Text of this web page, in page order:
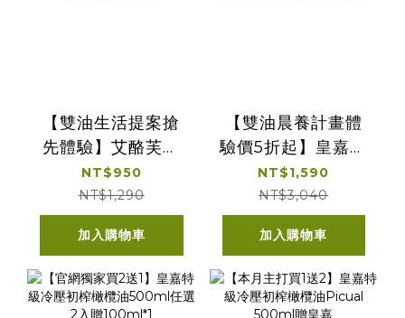
【雙油生活提案搶
先體驗】艾酪芙特
級初榨酪梨油
250ml +皇嘉橄欖
油Picual 100ml贈
皇嘉橄欖油25ml
NT$950
NT$1,290
加入購物車
【雙油晨養計畫體
驗價5折起】皇嘉特
級冷壓初榨橄欖
500ml加特級初榨
印加果油250ml贈
皇嘉橄欖油25ml
NT$1,590
NT$3,040
加入購物車